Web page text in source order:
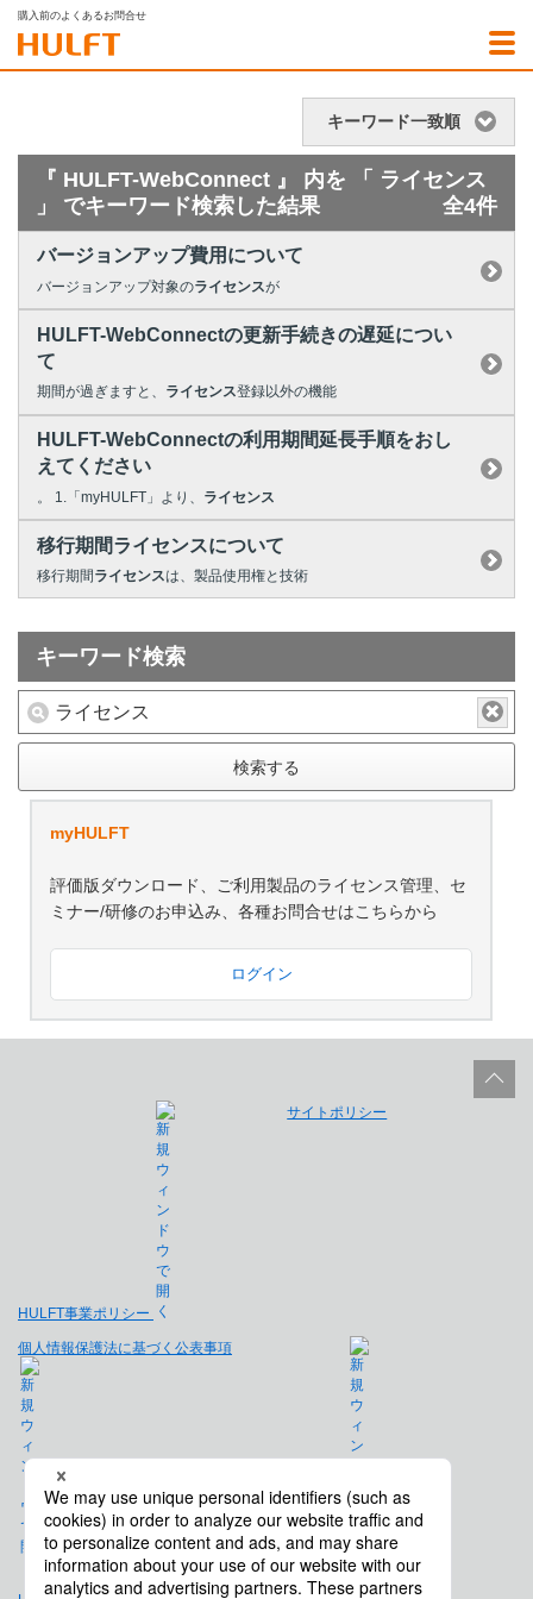
購入前のよくあるお問合せ
キーワード一致順
『 HULFT-WebConnect 』 内を 「 ライセンス
」 でキーワード検索した結果
全4件
バージョンアップ費用について
バージョンアップ対象のライセンスが
HULFT-WebConnectの更新手続きの遅延につい
て
期間が過ぎますと、 ライセンス登録以外の機能
HULFT-WebConnectの利用期間延長手順をおし
えてください
。 1.「myHULFT」より、 ライセンス
移行期間ライセンスについて
移行期間 ライセンスは、製品使用権と技術
キーワード検索
検索する
myHULFT
評価版ダウンロード、ご利用製品のライセンス管理、セ
ミナー/研修のお申込み、各種お問合せはこちらから
ログイン
HULFT事業ポリシー
サイトポリシー
個人情報保護法に基づく公表事項
免責事項